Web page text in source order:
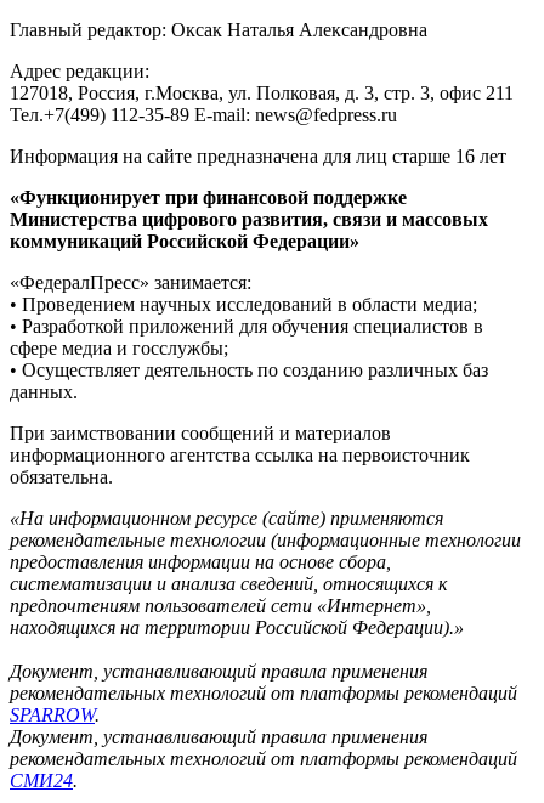
Главный редактор: Оксак Наталья Александровна
Адрес редакции:
127018, Россия, г.Москва, ул. Полковая, д. 3, стр. 3, офис 211
Тел.+7(499) 112-35-89 E-mail: news@fedpress.ru
Информация на сайте предназначена для лиц старше 16 лет
«Функционирует при финансовой поддержке
Министерства цифрового развития, связи и массовых
коммуникаций Российской Федерации»
«ФедералПресс» занимается:
• Проведением научных исследований в области медиа;
• Разработкой приложений для обучения специалистов в
сфере медиа и госслужбы;
• Осуществляет деятельность по созданию различных баз
данных.
При заимствовании сообщений и материалов
информационного агентства ссылка на первоисточник
обязательна.
«На информационном ресурсе (сайте) применяются
рекомендательные технологии (информационные технологии
предоставления информации на основе сбора,
систематизации и анализа сведений, относящихся к
предпочтениям пользователей сети «Интернет»,
находящихся на территории Российской Федерации).»
Документ, устанавливающий правила применения
рекомендательных технологий от платформы рекомендаций
SPARROW.
Документ, устанавливающий правила применения
рекомендательных технологий от платформы рекомендаций
СМИ24.